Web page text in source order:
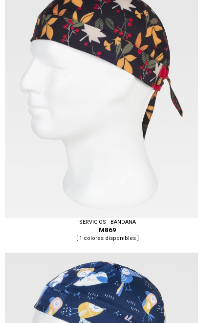
SERVICIOS · BANDANA
M869
[ 1 colores disponibles ]